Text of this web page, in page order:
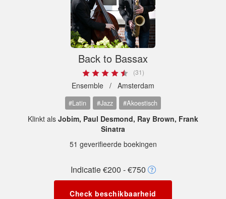
Back to Bassax
(31)
Ensemble / Amsterdam
#Latin #Jazz #Akoestisch
Klinkt als Jobim, Paul Desmond, Ray Brown, Frank
Sinatra
51 geverifieerde boekingen
Indicatie €200 - €750
Check beschikbaarheid